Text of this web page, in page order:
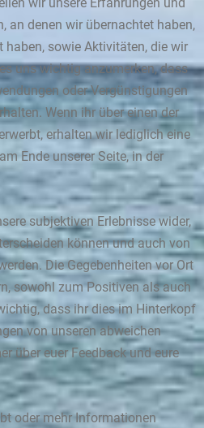
an denen wir übernachtet haben,
haben, sowie Aktivitäten, die wir
uns wichtig anzumerken, dass
oder Vergünstigungen
Wenn ihr über einen der
erhalten wir lediglich eine
Ende unserer Seite, in der
subjektiven Erlebnisse wider,
können und auch von
Die Gegebenheiten vor Ort
sowohl zum Positiven als auch
dass ihr dies im Hinterkopf
von unseren abweichen
über euer Feedback und eure
oder mehr Informationen